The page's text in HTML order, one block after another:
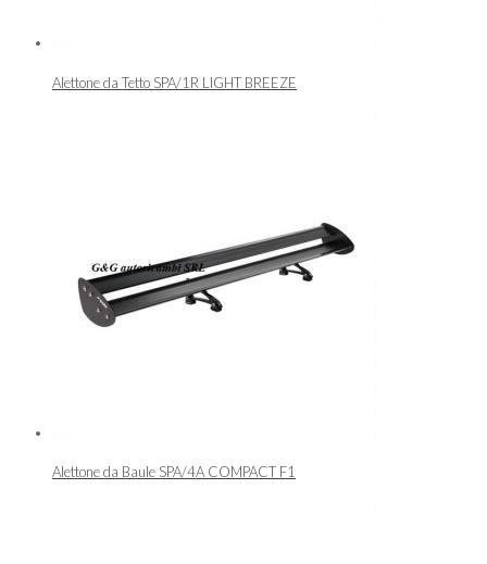
Alettone da Tetto SPA/1R LIGHT BREEZE
Alettone da Baule SPA/4A COMPACT F1